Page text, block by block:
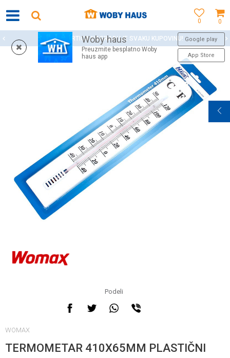
0
0
Woby haus
Preuzmite besplatno Woby
haus app
Google play
App Store
WOBY KARTICA NAGRAĐUJE SVAKU KUPOVINU!
Podeli
WOMAX
TERMOMETAR 410X65MM PLASTIČNI